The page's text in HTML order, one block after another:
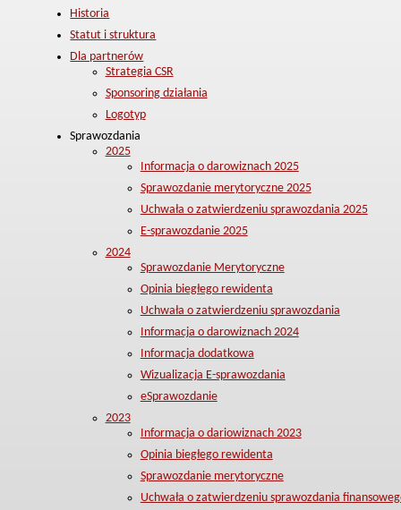
Historia
Statut i struktura
Dla partnerów
Strategia CSR
Sponsoring działania
Logotyp
Sprawozdania
2025
Informacja o darowiznach 2025
Sprawozdanie merytoryczne 2025
Uchwała o zatwierdzeniu sprawozdania 2025
E-sprawozdanie 2025
2024
Sprawozdanie Merytoryczne
Opinia biegłego rewidenta
Uchwała o zatwierdzeniu sprawozdania
Informacja o darowiznach 2024
Informacja dodatkowa
Wizualizacja E-sprawozdania
eSprawozdanie
2023
Informacja o dariowiznach 2023
Opinia biegłego rewidenta
Sprawozdanie merytoryczne
Uchwała o zatwierdzeniu sprawozdania